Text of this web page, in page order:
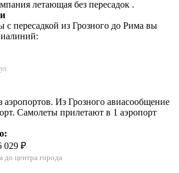
летающая без пересадок .
с пересадкой из Грозного до Рима вы
Из Грозного авиасообщение
Самолеты прилетают в 1 аэропорт
029 ₽
до центра города